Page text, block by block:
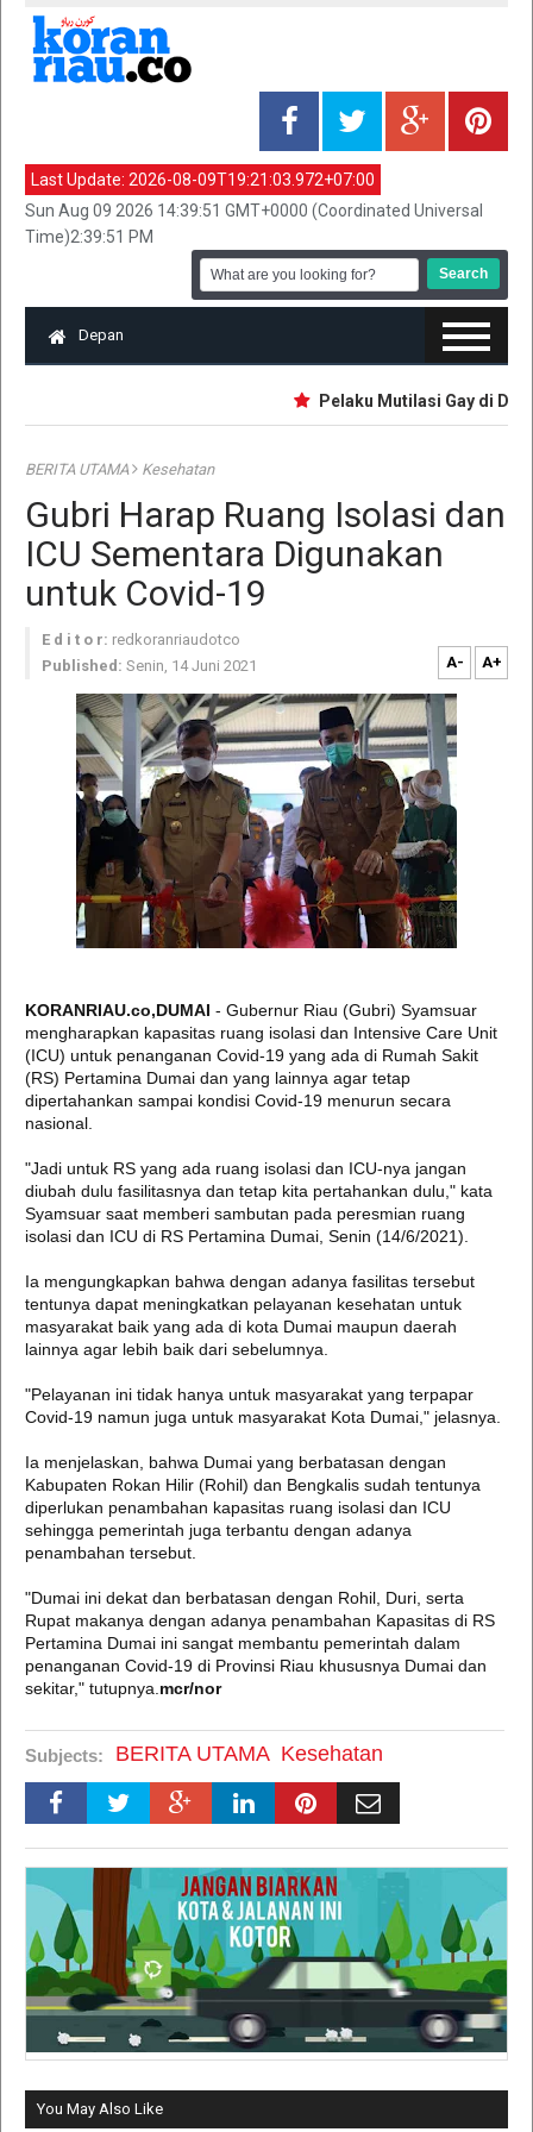
Last Update: 2026-08-09T19:21:03.972+07:00
Sun Aug 09 2026 14:39:51 GMT+0000 (Coordinated Universal
Time)2:39:51 PM
Depan
Pelaku Mutilasi Gay di
BERITA UTAMA Kesehatan
Gubri Harap Ruang Isolasi dan
ICU Sementara Digunakan
untuk Covid-19
E d i t o r: redkoranriaudotco
Published: Senin, 14 Juni 2021 A- A+
KORANRIAU.co,DUMAI - Gubernur Riau (Gubri) Syamsuar
mengharapkan kapasitas ruang isolasi dan Intensive Care Unit
(ICU) untuk penanganan Covid-19 yang ada di Rumah Sakit
(RS) Pertamina Dumai dan yang lainnya agar tetap
dipertahankan sampai kondisi Covid-19 menurun secara
nasional.
"Jadi untuk RS yang ada ruang isolasi dan ICU-nya jangan
diubah dulu fasilitasnya dan tetap kita pertahankan dulu," kata
Syamsuar saat memberi sambutan pada peresmian ruang
isolasi dan ICU di RS Pertamina Dumai, Senin (14/6/2021).
Ia mengungkapkan bahwa dengan adanya fasilitas tersebut
tentunya dapat meningkatkan pelayanan kesehatan untuk
masyarakat baik yang ada di kota Dumai maupun daerah
lainnya agar lebih baik dari sebelumnya.
"Pelayanan ini tidak hanya untuk masyarakat yang terpapar
Covid-19 namun juga untuk masyarakat Kota Dumai," jelasnya.
Ia menjelaskan, bahwa Dumai yang berbatasan dengan
Kabupaten Rokan Hilir (Rohil) dan Bengkalis sudah tentunya
diperlukan penambahan kapasitas ruang isolasi dan ICU
sehingga pemerintah juga terbantu dengan adanya
penambahan tersebut.
"Dumai ini dekat dan berbatasan dengan Rohil, Duri, serta
Rupat makanya dengan adanya penambahan Kapasitas di RS
Pertamina Dumai ini sangat membantu pemerintah dalam
penanganan Covid-19 di Provinsi Riau khususnya Dumai dan
sekitar," tutupnya. mcr/nor
Subjects: BERITA UTAMA Kesehatan
You May Also Like